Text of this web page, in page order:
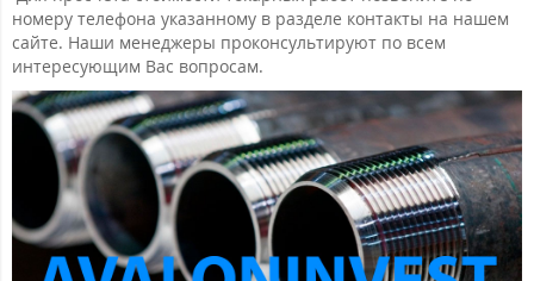
номеру телефона указанному в разделе контакты на нашем
сайте. Наши менеджеры проконсультируют по всем
интересующим Вас вопросам.